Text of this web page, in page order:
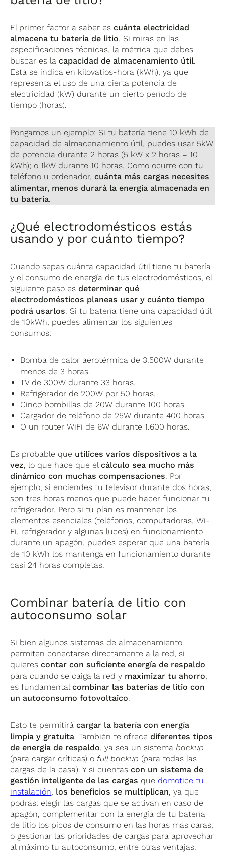
El primer factor a saber escuánta electricidad
almacena tu batería de litio. Si miras en las
especificaciones técnicas, la métrica que debes
buscar es lacapacidad de almacenamiento útil.
Esta se indica en kilovatios-hora (kWh), ya que
representa el uso de una cierta potencia de
electricidad (kW) durante un cierto período de
tiempo (horas).
Pongamos un ejemplo: Si tu batería tiene 10 kWh de
capacidad de almacenamiento útil, puedes usar 5kW
de potencia durante 2 horas (5 kW x 2 horas = 10
kWh); o 1kW durante 10 horas. Como ocurre con tu
teléfono u ordenador,cuánta más cargas necesites
alimentar, menos durará la energía almacenada en
tu batería.
¿Qué electrodomésticos estás
usando y por cuánto tiempo?
Cuando sepas cuánta capacidad útil tiene tu batería
y el consumo de energía de tus electrodomésticos, el
siguiente paso es determinar qué
electrodomésticos planeas usar y cuánto tiempo
podrá usarlos. Si tu batería tiene una capacidad útil
de 10kWh, puedes alimentar los siguientes
consumos:
Bomba de calor aerotérmica de 3.500W durante
menos de 3 horas.
TV de 300W durante 33 horas.
Refrigerador de 200W por 50 horas.
Cinco bombillas de 20W durante 100 horas.
Cargador de teléfono de 25W durante 400 horas.
O un router WiFi de 6W durante 1.600 horas.
Es probable que utilices varios dispositivos a la
vez, lo que hace que elcálculo sea mucho más
dinámico con muchas compensaciones. Por
ejemplo, si enciendes tu televisor durante dos horas,
son tres horas menos que puede hacer funcionar tu
refrigerador. Pero si tu plan es mantener los
elementos esenciales (teléfonos, computadoras, Wi-
Fi, refrigerador y algunas luces) en funcionamiento
durante un apagón, puedes esperar que una batería
de 10 kWh los mantenga en funcionamiento durante
casi 24 horas completas.
Combinar batería de litio con
autoconsumo solar
Si bien algunos sistemas de almacenamiento
permiten conectarse directamente a la red, si
quierescontar con suficiente energía de respaldo
para cuando se caiga la red y maximizar tu ahorro,
es fundamentalcombinar las baterías de litio con
un autoconsumo fotovoltaico.
Esto te permitirácargar la batería con energía
limpia y gratuita. También te ofrece diferentes tipos
de energía de respaldo, ya sea un sistemabackup
(para cargar críticas) o full backup (para todas las
cargas de la casa). Y si cuentascon un sistema de
gestión inteligente de las cargas que domotice tu
instalación, los beneficios se multiplican, ya que
podrás: elegir las cargas que se activan en caso de
apagón, complementar con la energía de tu batería
de litio los picos de consumo en las horas más caras,
o gestionar las prioridades de cargas para aprovechar
al máximo tu autoconsumo, entre otras ventajas.